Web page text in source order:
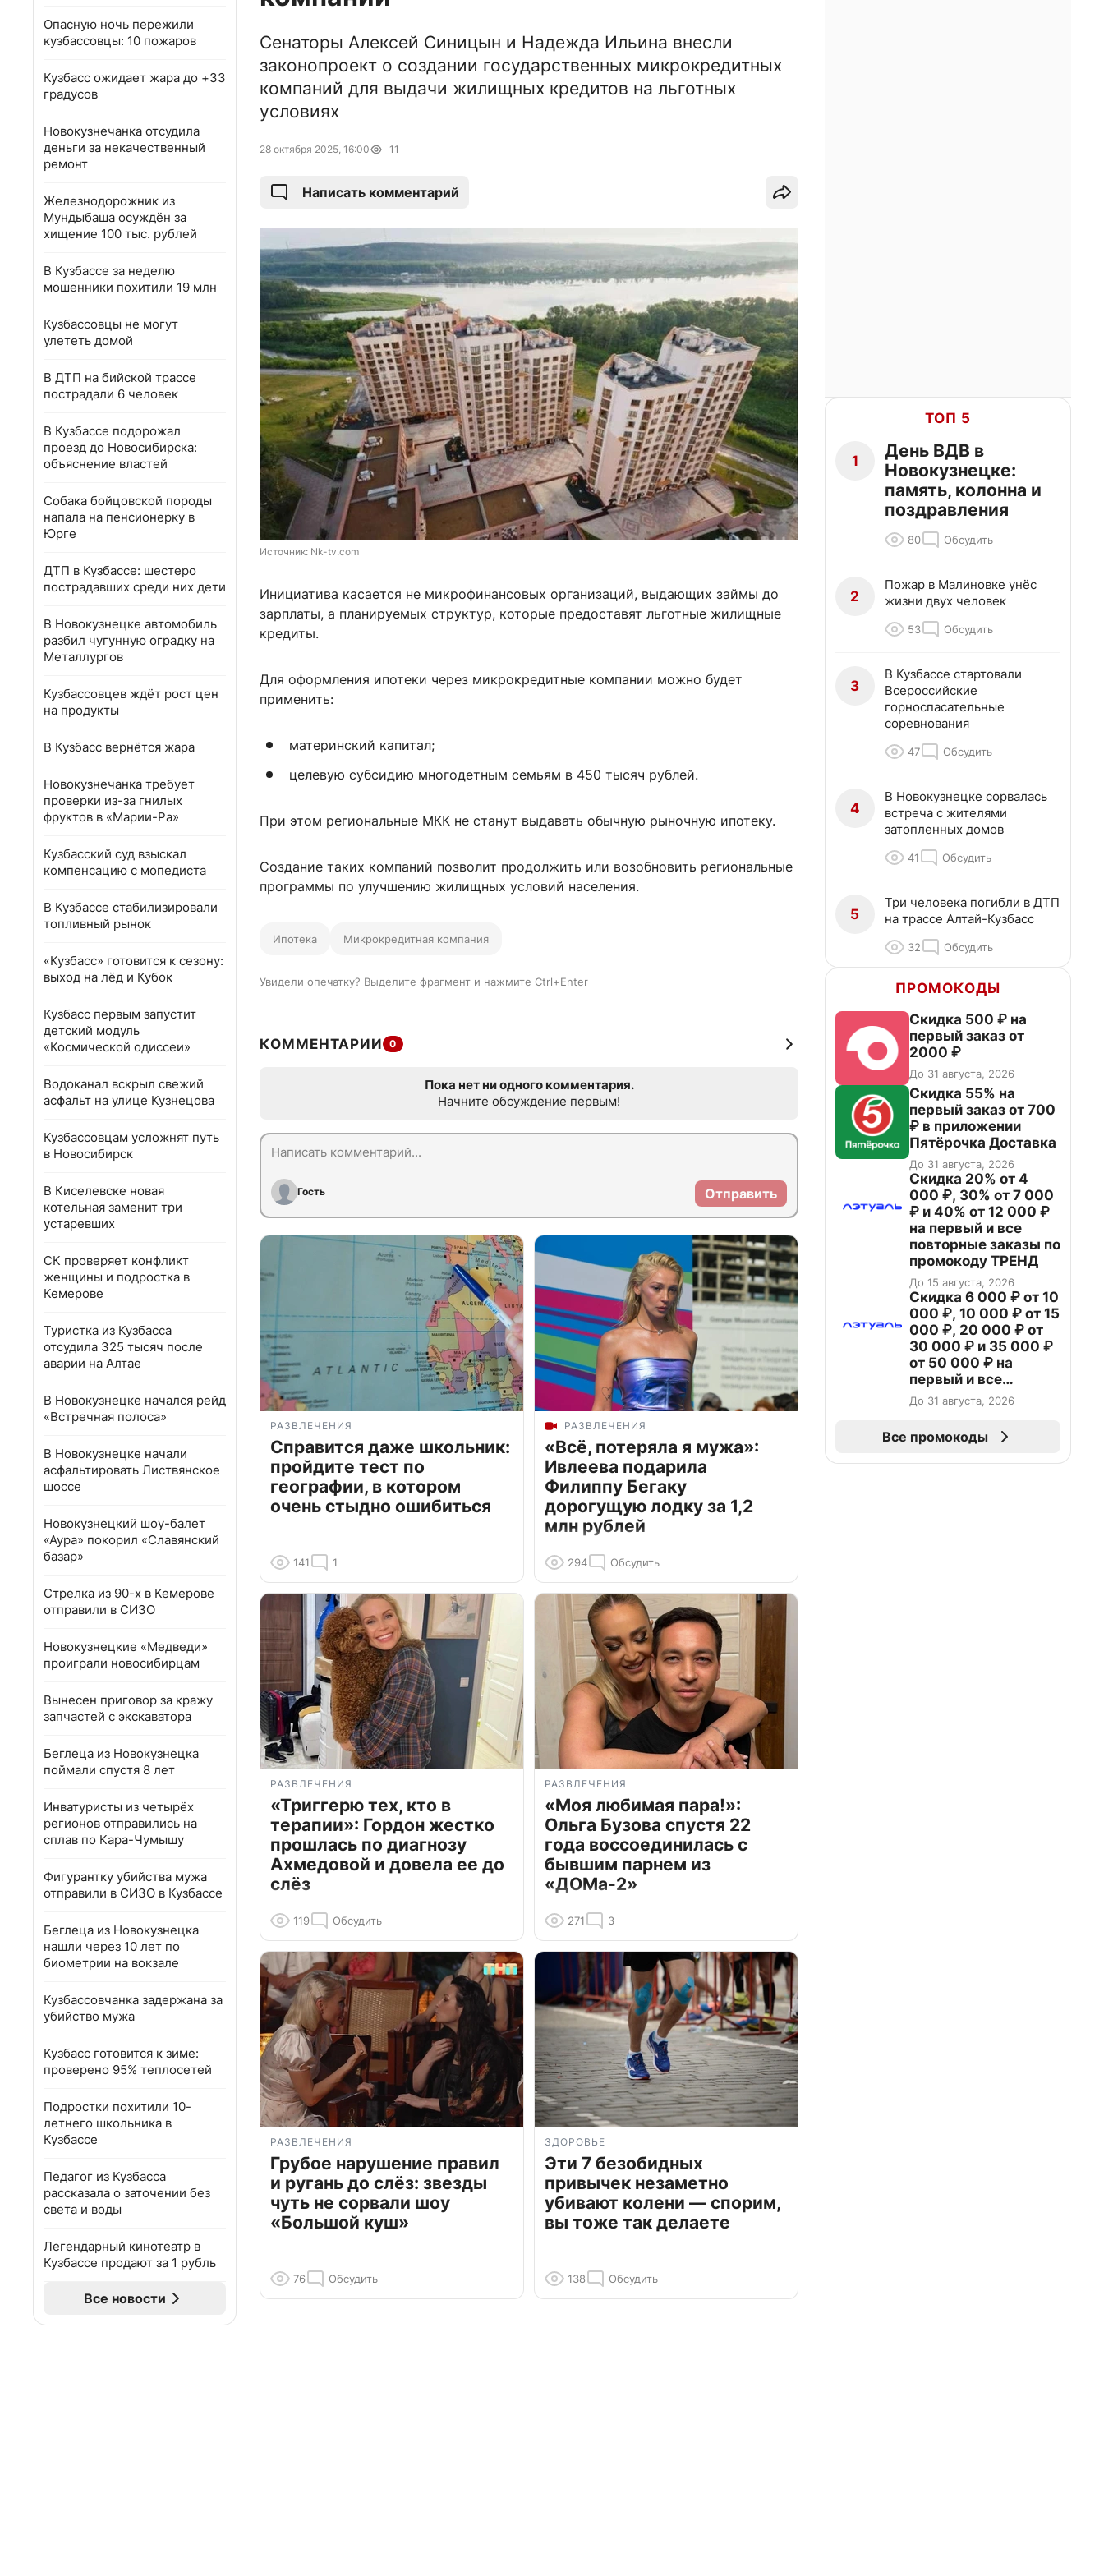
Опасную ночь пережили
кузбассовцы: 10 пожаров
Кузбасс ожидает жара до +33
градусов
Новокузнечанка отсудила
деньги за некачественный
ремонт
Железнодорожник из
Мундыбаша осуждён за
хищение 100 тыс. рублей
В Кузбассе за неделю
мошенники похитили 19 млн
Кузбассовцы не могут
улететь домой
В ДТП на бийской трассе
пострадали 6 человек
В Кузбассе подорожал
проезд до Новосибирска:
объяснение властей
Собака бойцовской породы
напала на пенсионерку в
Юрге
ДТП в Кузбассе: шестеро
пострадавших среди них дети
В Новокузнецке автомобиль
разбил чугунную оградку на
Металлургов
Кузбассовцев ждёт рост цен
на продукты
В Кузбасс вернётся жара
Новокузнечанка требует
проверки из-за гнилых
фруктов в «Марии-Ра»
Кузбасский суд взыскал
компенсацию с мопедиста
В Кузбассе стабилизировали
топливный рынок
«Кузбасс» готовится к сезону:
выход на лёд и Кубок
Кузбасс первым запустит
детский модуль
«Космической одиссеи»
Водоканал вскрыл свежий
асфальт на улице Кузнецова
Кузбассовцам усложнят путь
в Новосибирск
В Киселевске новая
котельная заменит три
устаревших
СК проверяет конфликт
женщины и подростка в
Кемерове
Туристка из Кузбасса
отсудила 325 тысяч после
аварии на Алтае
В Новокузнецке начался рейд
«Встречная полоса»
В Новокузнецке начали
асфальтировать Листвянское
шоссе
Новокузнецкий шоу-балет
«Аура» покорил «Славянский
базар»
Стрелка из 90-х в Кемерове
отправили в СИЗО
Новокузнецкие «Медведи»
проиграли новосибирцам
Вынесен приговор за кражу
запчастей с экскаватора
Беглеца из Новокузнецка
поймали спустя 8 лет
Инватуристы из четырёх
регионов отправились на
сплав по Кара-Чумышу
Фигурантку убийства мужа
отправили в СИЗО в Кузбассе
Беглеца из Новокузнецка
нашли через 10 лет по
биометрии на вокзале
Кузбассовчанка задержана за
убийство мужа
Кузбасс готовится к зиме:
проверено 95% теплосетей
Подростки похитили 10-
летнего школьника в
Кузбассе
Педагог из Кузбасса
рассказала о заточении без
света и воды
Легендарный кинотеатр в
Кузбассе продают за 1 рубль
Все новости
Сенаторы Алексей Синицын и Надежда Ильина внесли
законопроект о создании государственных микрокредитных
компаний для выдачи жилищных кредитов на льготных
условиях
28 октября 2025, 16:00 11
Написать комментарий
Источник: Nk-tv.com
Инициатива касается не микрофинансовых организаций, выдающих займы до
зарплаты, а планируемых структур, которые предоставят льготные жилищные
кредиты.
Для оформления ипотеки через микрокредитные компании можно будет
применить:
материнский капитал;
целевую субсидию многодетным семьям в 450 тысяч рублей.
При этом региональные МКК не станут выдавать обычную рыночную ипотеку.
Создание таких компаний позволит продолжить или возобновить региональные
программы по улучшению жилищных условий населения.
Ипотека Микрокредитная компания
Увидели опечатку? Выделите фрагмент и нажмите Ctrl+Enter
КОММЕНТАРИИ 0
Пока нет ни одного комментария.
Начните обсуждение первым!
Гость Отправить
РАЗВЛЕЧЕНИЯ
Справится даже школьник:
пройдите тест по
географии, в котором
очень стыдно ошибиться
141 1
РАЗВЛЕЧЕНИЯ
«Всё, потеряла я мужа»:
Ивлеева подарила
Филиппу Бегаку
дорогущую лодку за 1,2
млн рублей
294 Обсудить
РАЗВЛЕЧЕНИЯ
«Триггерю тех, кто в
терапии»: Гордон жестко
прошлась по диагнозу
Ахмедовой и довела ее до
слёз
119 Обсудить
РАЗВЛЕЧЕНИЯ
«Моя любимая пара!»:
Ольга Бузова спустя 22
года воссоединилась с
бывшим парнем из
«ДОМа-2»
271 3
РАЗВЛЕЧЕНИЯ
Грубое нарушение правил
и ругань до слёз: звезды
чуть не сорвали шоу
«Большой куш»
76 Обсудить
ЗДОРОВЬЕ
Эти 7 безобидных
привычек незаметно
убивают колени — спорим,
вы тоже так делаете
138 Обсудить
ТОП 5
1
День ВДВ в
Новокузнецке:
память, колонна и
поздравления
80 Обсудить
2
Пожар в Малиновке унёс
жизни двух человек
53 Обсудить
3
В Кузбассе стартовали
Всероссийские
горноспасательные
соревнования
47 Обсудить
4
В Новокузнецке сорвалась
встреча с жителями
затопленных домов
41 Обсудить
5
Три человека погибли в ДТП
на трассе Алтай-Кузбасс
32 Обсудить
ПРОМОКОДЫ
Скидка 500 ₽ на
первый заказ от
2000 ₽
До 31 августа, 2026
Скидка 55% на
первый заказ от 700
₽ в приложении
Пятёрочка Доставка
До 31 августа, 2026
Скидка 20% от 4
000 ₽, 30% от 7 000
₽ и 40% от 12 000 ₽
на первый и все
повторные заказы по
промокоду ТРЕНД
До 15 августа, 2026
Скидка 6 000 ₽ от 10
000 ₽, 10 000 ₽ от 15
000 ₽, 20 000 ₽ от
30 000 ₽ и 35 000 ₽
от 50 000 ₽ на
первый и все
повторные заказы по
промокоду НАБЕРИ
До 31 августа, 2026
Все промокоды